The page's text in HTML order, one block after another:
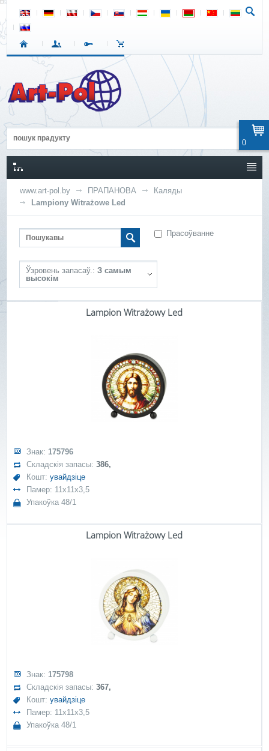
www.art-pol.by ПРАПАНОВА
Каляды
Lampiony Witrażowe Led
Прасоўванне
Ўзровень запасаў.: З самым
высокім
Lampion Witrażowy Led
Знак: 175796
Складскія запасы:386,
Кошт:увайдзіце
Памер: 11x11x3,5
Упакоўка 48/1
Lampion Witrażowy Led
Знак: 175798
Складскія запасы:367,
Кошт:увайдзіце
Памер: 11x11x3,5
Упакоўка 48/1
0